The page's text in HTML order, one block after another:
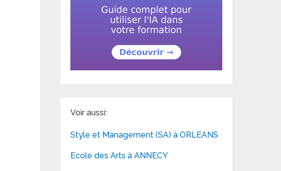
Voir aussi:
Style et Management (SA) à ORLEANS
Ecole des Arts à ANNECY